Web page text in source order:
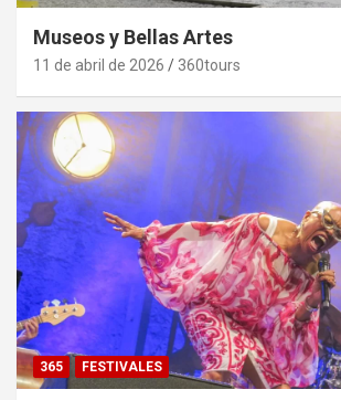
Museos y Bellas Artes
11 de abril de 2026 360tours
365 FESTIVALES